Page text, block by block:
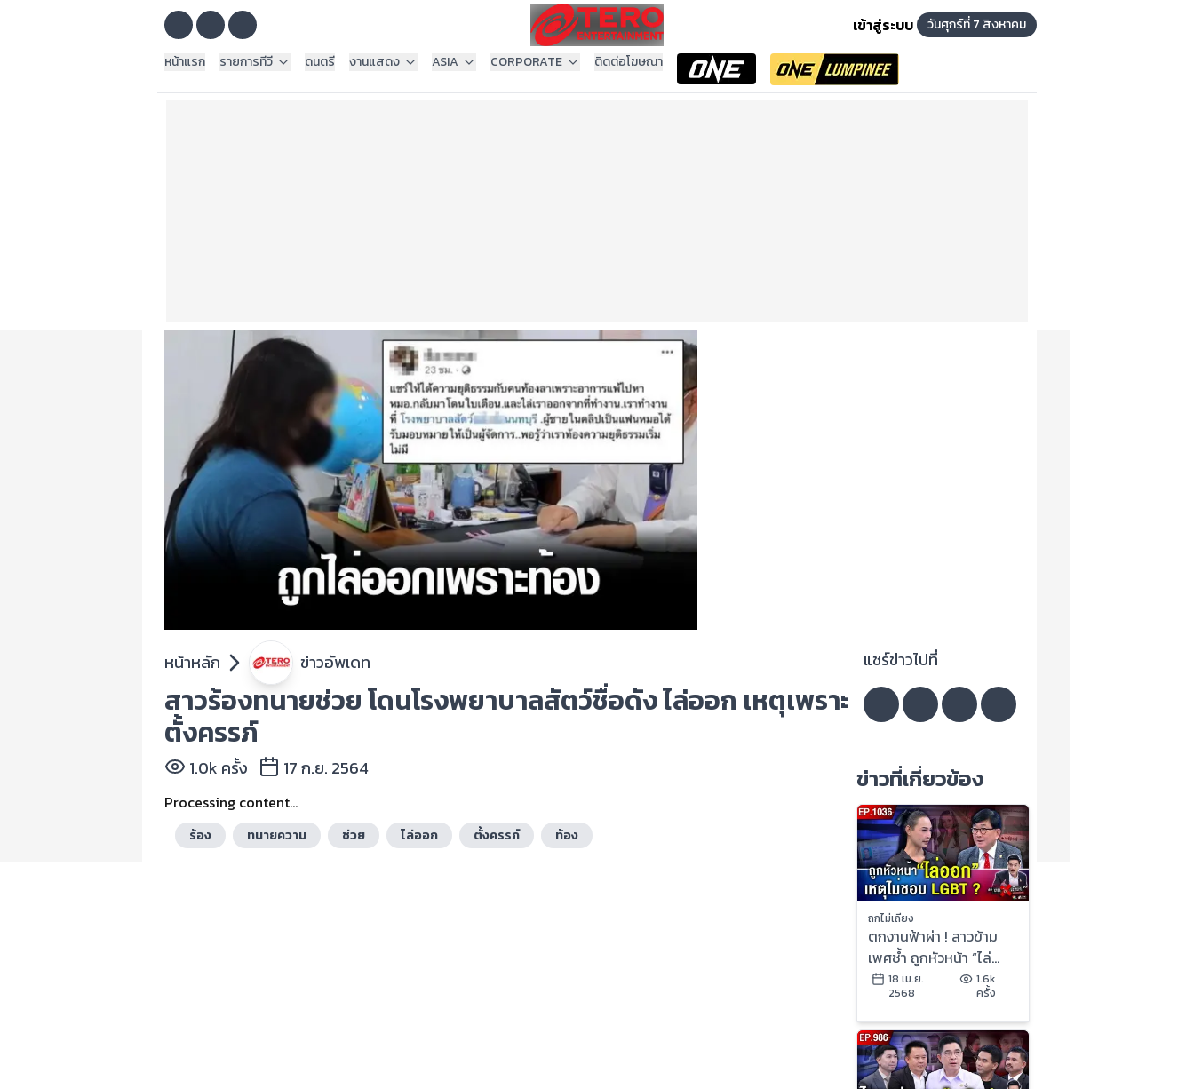
เข้าสู่ระบบ
วันศุกร์ที่ 7 สิงหาคม
หน้าแรก
รายการทีวี ดนตรี งานแสดง ASIA CORPORATE ติดต่อโฆษณา
หน้าหลัก ข่าวอัพเดท
สาวร้องทนายช่วย โดนโรงพยาบาลสัตว์ชื่อดัง ไล่ออก เหตุเพราะ
ตั้งครรภ์
1.0k ครั้ง 17 ก.ย. 2564
Processing content...
ร้อง ทนายความ ช่วย ไล่ออก ตั้งครรภ์ ท้อง
แชร์ข่าวไปที่
ข่าวที่เกี่ยวข้อง
ถกไม่เถียง
ตกงานฟ้าผ่า ! สาวข้าม
เพศช้ำ ถูกหัวหน้า “ไล่
ออก” เหตุ “ไม่ชอบ LGBT”
18 เม.ย.
2568
1.6k
ครั้ง